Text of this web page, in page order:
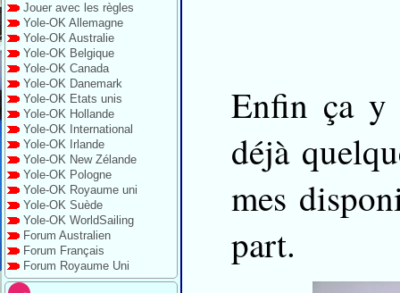
Jouer avec les règles
Yole-OK Allemagne
Yole-OK Australie
Yole-OK Belgique
Yole-OK Canada
Yole-OK Danemark
Yole-OK Etats unis
Yole-OK Hollande
Yole-OK International
Yole-OK Irlande
Yole-OK New Zélande
Yole-OK Pologne
Yole-OK Royaume uni
Yole-OK Suède
Yole-OK WorldSailing
Forum Australien
Forum Français
Forum Royaume Uni
Enfin ça y
déjà
mes
part.